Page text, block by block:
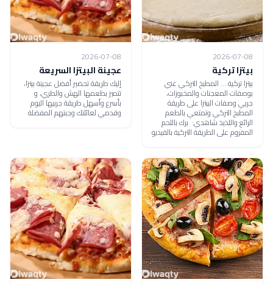
2026-07-08
بيتزا تركية
بيتزا تركية ... المطبخ التركي غني
بوصفات المعجنات والمخبوزات،
جربي وصفات البيتزا على طريقة
المطبخ التركي وتمتعي بالطعم
الرائع واللذيذ شاهدي: برك باللحم
المفروم على الطريقة التركية بالفيديو
2026-07-08
عجينة البيتزا السريعة
إليك طريقة تحضير أفضل عجينة بيتزا،
تتميز بطعمها الهش والطري، و
بأسرع وأسهل طريقة جربيها اليوم
وقدمي لعائلتك وجبتهم المفضلة